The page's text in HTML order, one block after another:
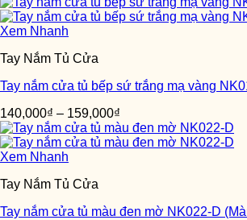
Xem Nhanh
Tay Nắm Tủ Cửa
Tay nắm cửa tủ bếp sứ trắng mạ vàng
140,000₫ – 159,000₫
Xem Nhanh
Tay Nắm Tủ Cửa
Tay nắm cửa tủ màu đen mờ NK022-D